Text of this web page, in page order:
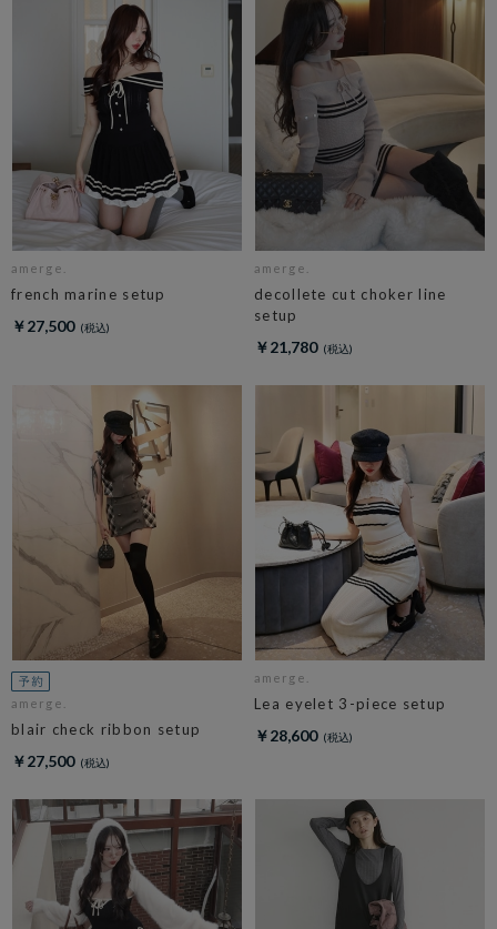
amerge.
french marine setup
￥27,500
amerge.
decollete cut choker line
setup
￥21,780
amerge.
blair check ribbon setup
￥27,500
amerge.
Lea eyelet 3-piece setup
￥28,600